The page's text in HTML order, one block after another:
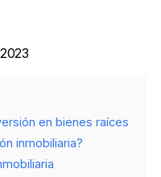
en bienes raíces
inmobiliaria?